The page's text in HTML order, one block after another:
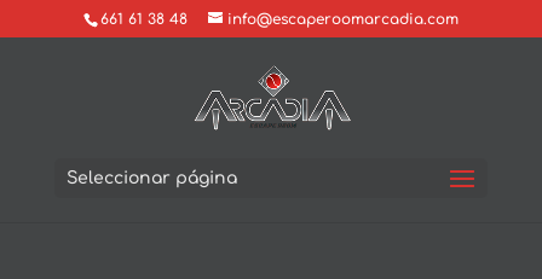
661 61 38 48 info@escaperoomarcadia.com
Seleccionar página